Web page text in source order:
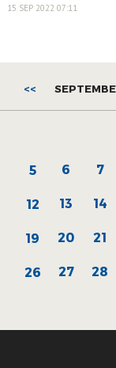
15 SEP 2022 07:11
<<
5 6 7
12 13 14
19 20 21
26 27 28